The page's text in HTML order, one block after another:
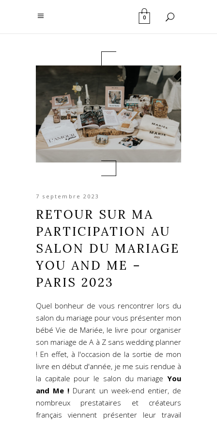
0
7 septembre 2023
RETOUR SUR MA
PARTICIPATION AU
SALON DU MARIAGE
YOU AND ME –
PARIS 2023
Quel bonheur de vous rencontrer lors du
salon du mariage pour vous présenter mon
bébé Vie de Mariée, le livre pour organiser
son mariage de A à Z sans wedding planner
! En effet, à l'occasion de la sortie de mon
livre en début d'année, je me suis rendue à
la capitale pour le salon du mariage You
and Me ! Durant un week-end entier, de
nombreux prestataires et créateurs
français viennent présenter leur travail